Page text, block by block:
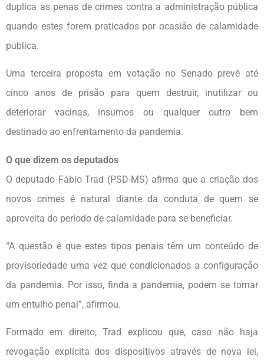
duplica as penas de crimes contra a administração pública
quando estes forem praticados por ocasião de calamidade
pública.
Uma terceira proposta em votação no Senado prevê até
cinco anos de prisão para quem destruir, inutilizar ou
deteriorar vacinas, insumos ou qualquer outro bem
destinado ao enfrentamento da pandemia.
O que dizem os deputados
O deputado Fábio Trad (PSD-MS) afirma que a criação dos
novos crimes é natural diante da conduta de quem se
aproveita do período de calamidade para se beneficiar.
“A questão é que estes tipos penais têm um conteúdo de
provisoriedade uma vez que condicionados a configuração
da pandemia. Por isso, finda a pandemia, podem se tornar
um entulho penal”, afirmou.
Formado em direito, Trad explicou que, caso não haja
revogação explícita dos dispositivos através de nova lei,